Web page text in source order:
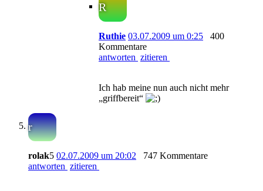
R
Ruthie 03.07.2009 um 0:25
400
Kommentare
antworten zitieren
Ich hab meine nun auch nicht mehr
„griffbereit“
r
rolak5 02.07.2009 um 20:02
747 Kommentare
antworten zitieren